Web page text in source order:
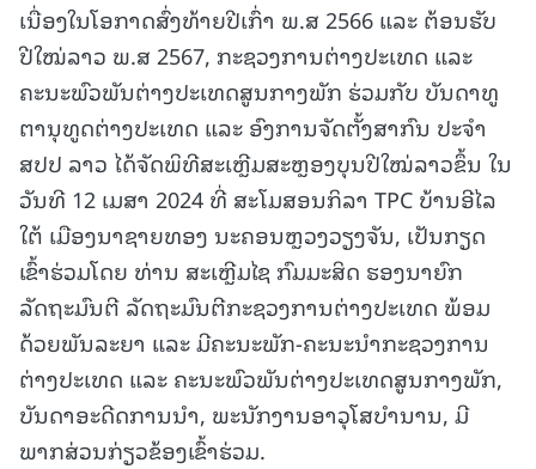
ເນື່ອງໃນໂອກາດສົ່ງທ້າຍປີເກົ່າ ພ.ສ 2566 ແລະ ຕ້ອນຮັບ
ປີໃໝ່ລາວ ພ.ສ 2567, ກະຊວງການຕ່າງປະເທດ ແລະ
ຄະນະພົວພັນຕ່າງປະເທດສູນກາງພັກ ຮ່ວມກັບ ບັນດາທູ
ຕານຸທູດຕ່າງປະເທດ ແລະ ອົງການຈັດຕັ້ງສາກົນ ປະຈຳ
ສປປ ລາວ ໄດ້ຈັດພິທີສະເຫຼີມສະຫຼອງບຸນປີໃໝ່ລາວຂຶ້ນ ໃນ
ວັນທີ 12 ເມສາ 2024 ທີ່ ສະໂມສອນກິລາ TPC ບ້ານອີໄລ
ໃຕ້ ເມືອງນາຊາຍທອງ ນະຄອນຫຼວງວຽງຈັນ, ເປັນກຽດ
ເຂົ້າຮ່ວມໂດຍ ທ່ານ ສະເຫຼີມໄຊ ກົມມະສິດ ຮອງນາຍົກ
ລັດຖະມົນຕີ ລັດຖະມົນຕີກະຊວງການຕ່າງປະເທດ ພ້ອມ
ດ້ວຍພັນລະຍາ ແລະ ມີຄະນະພັກ-ຄະນະນຳກະຊວງການ
ຕ່າງປະເທດ ແລະ ຄະນະພົວພັນຕ່າງປະເທດສູນກາງພັກ,
ບັນດາອະດີດການນຳ, ພະນັກງານອາວຸໂສບຳນານ, ມີ
ພາກສ່ວນກ່ຽວຂ້ອງເຂົ້າຮ່ວມ.